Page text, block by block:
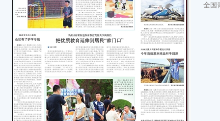
全国